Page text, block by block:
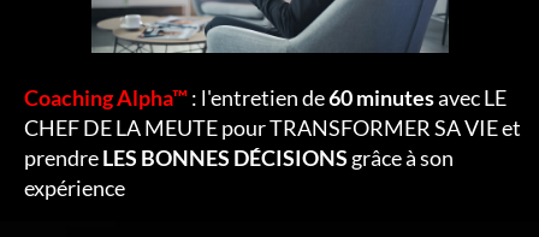
Coaching Alpha™: l'entretien de60 minutesavec LE
CHEF DE LA MEUTE pour TRANSFORMER SA VIE et
prendreLES BONNES DÉCISIONS grâce à son
expérience